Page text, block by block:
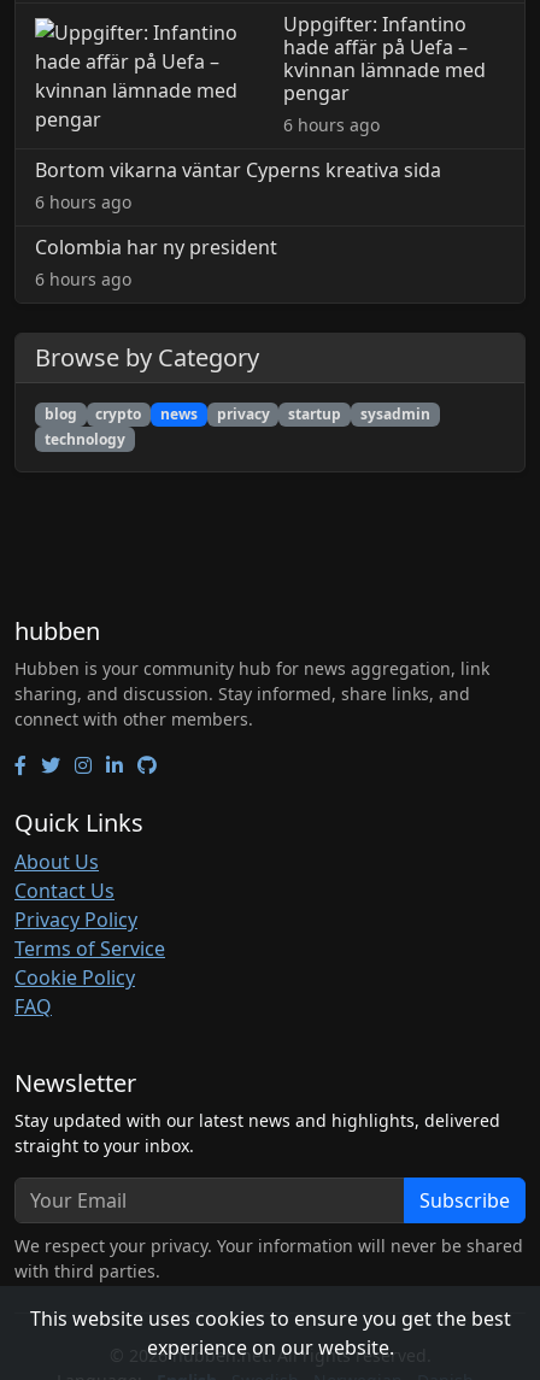
This website uses cookies to ensure you get the best
experience on our website.
Uppgifter: Infantino
hade affär på Uefa –
kvinnan lämnade med
pengar
6 hours ago
Bortom vikarna väntar Cyperns kreativa sida
6 hours ago
Colombia har ny president
6 hours ago
Browse by Category
blog crypto news privacy startup
sysadmin
technology
hubben
Hubben is your community hub for news aggregation, link
sharing, and discussion. Stay informed, share links, and
connect with other members.
Quick Links
About Us
Contact Us
Privacy Policy
Terms of Service
Cookie Policy
FAQ
Newsletter
Stay updated with our latest news and highlights, delivered
straight to your inbox.
Subscribe
We respect your privacy. Your information will never be shared
with third parties.
© 2026 hubben.net. All rights reserved.